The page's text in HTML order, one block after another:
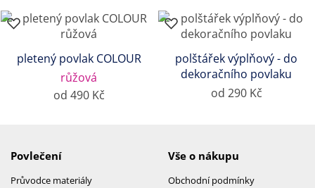
pletený povlak COLOUR
růžová
od 490 Kč
polštářek výplňový - do
dekoračního povlaku
od 290 Kč
Povlečení
Průvodce materiály
Vše o nákupu
Obchodní podmínky